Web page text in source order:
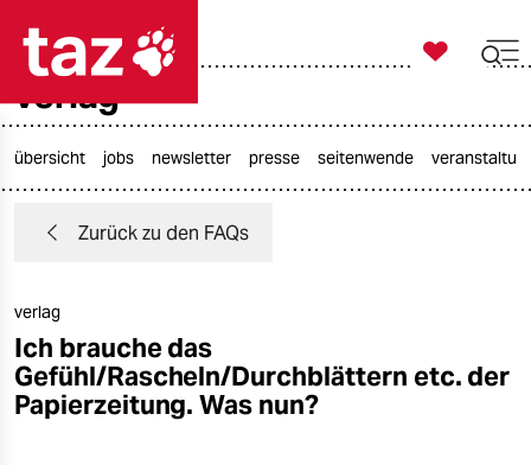
taz zahl ich
öko
gesellschaft
kultur

taz zahl ich
verlag
übersicht jobs newsletter presse seitenwende
Zurück zu den FAQs
verlag
Ich brauche das
Gefühl/Rascheln/Durchblättern etc. der
Papierzeitung. Was nun?